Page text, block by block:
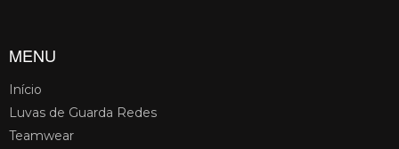
MENU
Início
Luvas de Guarda Redes
Teamwear